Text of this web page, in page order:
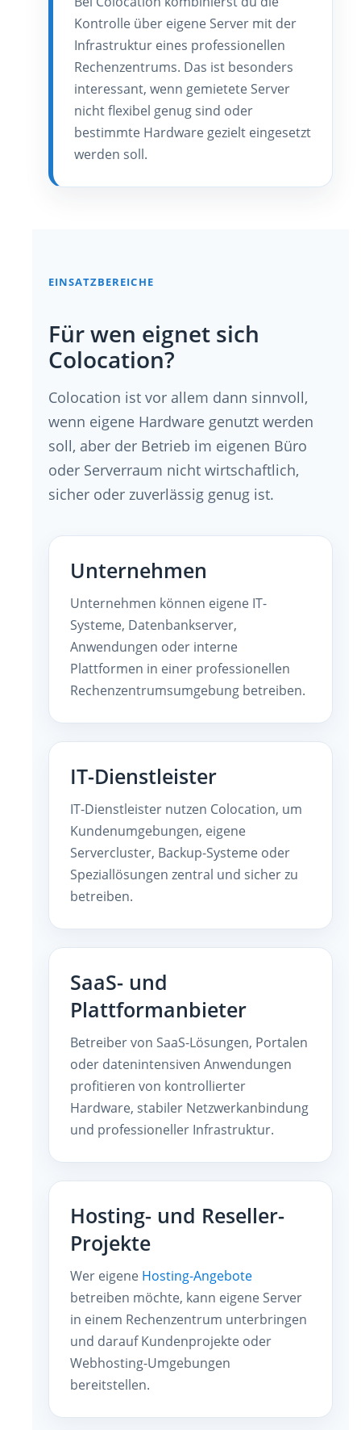
Kontrolle über eigene Server mit der
Infrastruktur eines professionellen
Rechenzentrums. Das ist besonders
interessant, wenn gemietete Server
nicht flexibel genug sind oder
bestimmte Hardware gezielt eingesetzt
werden soll.
EINSATZBEREICHE
Für wen eignet sich
Colocation?
Colocation ist vor allem dann sinnvoll,
wenn eigene Hardware genutzt werden
soll, aber der Betrieb im eigenen Büro
oder Serverraum nicht wirtschaftlich,
sicher oder zuverlässig genug ist.
Unternehmen
Unternehmen können eigene IT-
Systeme, Datenbankserver,
Anwendungen oder interne
Plattformen in einer professionellen
Rechenzentrumsumgebung betreiben.
IT-Dienstleister
IT-Dienstleister nutzen Colocation, um
Kundenumgebungen, eigene
Servercluster, Backup-Systeme oder
Speziallösungen zentral und sicher zu
betreiben.
SaaS- und
Plattformanbieter
Betreiber von SaaS-Lösungen, Portalen
oder datenintensiven Anwendungen
profitieren von kontrollierter
Hardware, stabiler Netzwerkanbindung
und professioneller Infrastruktur.
Hosting- und Reseller-
Projekte
Wer eigene Hosting-Angebote
betreiben möchte, kann eigene Server
in einem Rechenzentrum unterbringen
und darauf Kundenprojekte oder
Webhosting-Umgebungen
bereitstellen.